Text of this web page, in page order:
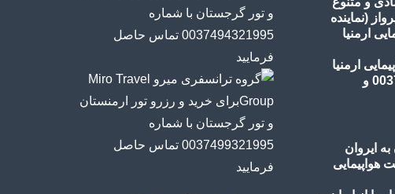
(نماینده
ارمنیا
به ایروان
هواپیمایی